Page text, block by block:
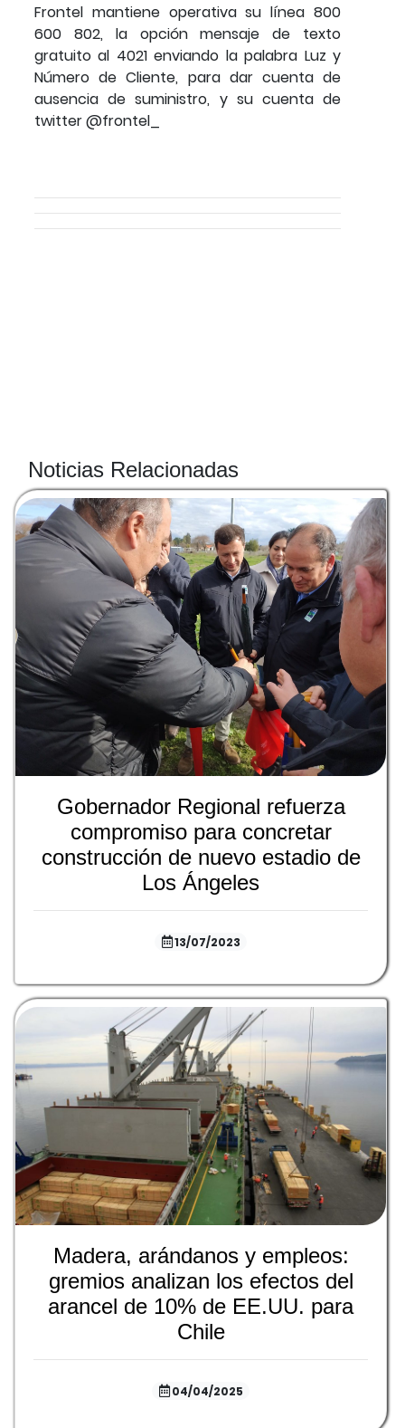
Frontel mantiene operativa su línea 800
600 802, la opción mensaje de texto
gratuito al 4021 enviando la palabra Luz y
Número de Cliente, para dar cuenta de
ausencia de suministro, y su cuenta de
twitter @frontel_
Noticias Relacionadas
Gobernador Regional refuerza
compromiso para concretar
construcción de nuevo estadio de
Los Ángeles
13/07/2023
Madera, arándanos y empleos:
gremios analizan los efectos del
arancel de 10% de EE.UU. para
Chile
04/04/2025